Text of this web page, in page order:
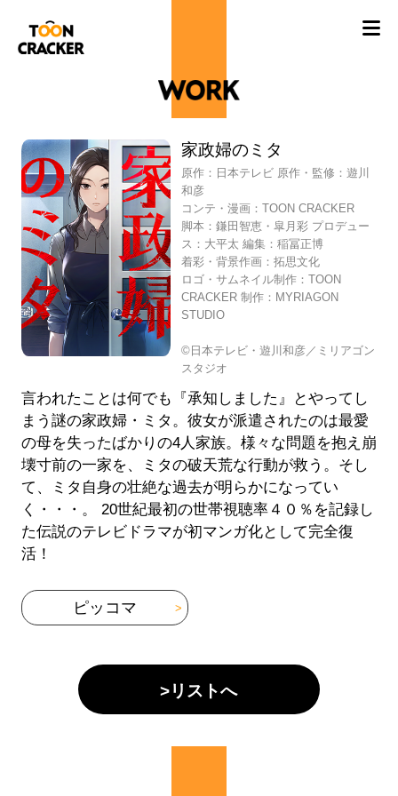
家政婦のミタ
原作：日本テレビ 原作・監修：遊川
和彦
コンテ・漫画：TOON CRACKER
脚本：鎌田智恵・皐月彩 プロデュー
ス：大平太 編集：稲冨正博
着彩・背景作画：拓思文化
ロゴ・サムネイル制作：TOON
CRACKER 制作：MYRIAGON
STUDIO
©日本テレビ・遊川和彦／ミリアゴン
スタジオ
言われたことは何でも『承知しました』とやってし
まう謎の家政婦・ミタ。彼女が派遣されたのは最愛
の母を失ったばかりの4人家族。様々な問題を抱え崩
壊寸前の一家を、ミタの破天荒な行動が救う。そし
て、ミタ自身の壮絶な過去が明らかになってい
く・・・。 20世紀最初の世帯視聴率４０％を記録し
た伝説のテレビドラマが初マンガ化として完全復
活！
ピッコマ
>リストへ